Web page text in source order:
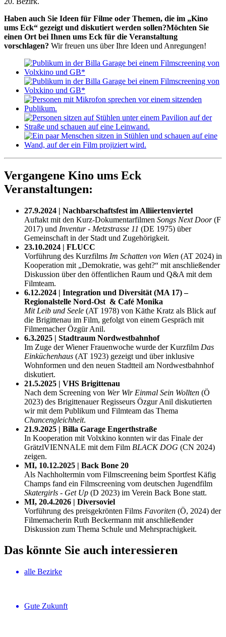
Haben auch Sie Ideen für Filme oder Themen, die im „Kino
ums Eck“ gezeigt und diskutiert werden sollen?Möchten Sie
einen Ort bei Ihnen ums Eck für die Veranstaltung
vorschlagen? Wir freuen uns über Ihre Ideen und Anregungen!
Vergangene Kino ums Eck
Veranstaltungen:
27.9.2024 | Nachbarschaftsfest im Alliiertenviertel
Auftakt mit den Kurz-Dokumentarfilmen Songs Next Door(F
2017) und Inventur - Metzstrasse 11 (DE 1975) über
Gemeinschaft in der Stadt und Zugehörigkeit.
23.10.2024 | FLUCC
Vorführung des Kurzfilms Im Schatten von Wien (AT 2024) in
Kooperation mit „Demokratie, was geht?“ mit anschließender
Diskussion über den öffentlichen Raum und Q&A mit dem
Filmteam.
6.12.2024 | Integration und Diversität (MA 17) –
Regionalstelle Nord-Ost & Café Monika
Mit Leib und Seele (AT 1978) von Käthe Kratz als Blick auf
die Brigittenau im Film, gefolgt von einem Gespräch mit
Filmemacher Özgür Anil.
6.3.2025 | Stadtraum Nordwestbahnhof
Im Zuge der Wiener Frauenwoche wurde der Kurzfilm Das
Einküchenhaus (AT 1923) gezeigt und über inklusive
Wohnformen und den neuen Stadtteil am Nordwestbahnhof
diskutiert.
21.5.2025 | VHS Brigittenau
Nach dem Screening von Wer Wir Einmal Sein Wollten (Ö
2023) des Brigittenauer Regisseurs Özgur Anil diskutierten
wir mit dem Publikum und Filmteam das Thema
Chancengleichheit.
21.9.2025 | Billa Garage Engerthstraße
In Kooperation mit Volxkino konnten wir das Finale der
GrätzlVIENNALE mit dem Film BLACK DOG (CN 2024)
zeigen.
MI, 10.12.2025 | Back Bone 20
Als Nachholtermin vom Filmscreening beim Sportfest Käfig
Champs fand ein Filmscreening vom deutschen Jugendfilm
Skatergirls - Get Up (D 2023) im Verein Back Bone statt.
MI, 20.4.2026 | Diversoviel
Vorführung des preisgekrönten Films Favoriten (Ö, 2024) der
Filmemacherin Ruth Beckermann mit anschließender
Diskussion zum Thema Schule und Mehrsprachigkeit.
Das könnte Sie auch interessieren
alle Bezirke
Gute Zukunft